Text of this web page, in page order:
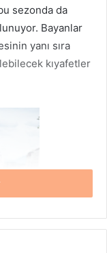
sezonda da
Bayanlar
yanı sıra
kıyafetler